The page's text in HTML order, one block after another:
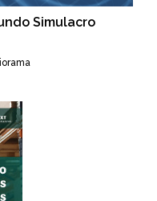
Simulacro